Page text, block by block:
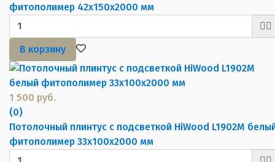
фитополимер 42х150х2000 мм
В корзину
1 500 руб.
(0)
Потолочный плинтус с подсветкой HiWood L1902M
фитополимер 33х100х2000 мм